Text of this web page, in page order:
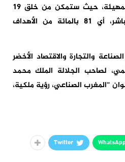
ملحقة بالمناطق الجديدة المهيئة، حيث ستمكن من خلق 19
ألف و346 منصب شغل مباشر، أي 81 بالمائة من الأهداف
والتجارة والاقتصاد الأخضر
لصاحب الجلالة الملك محمد
“المغرب الصناعي، رؤية ملكية،
Twitter